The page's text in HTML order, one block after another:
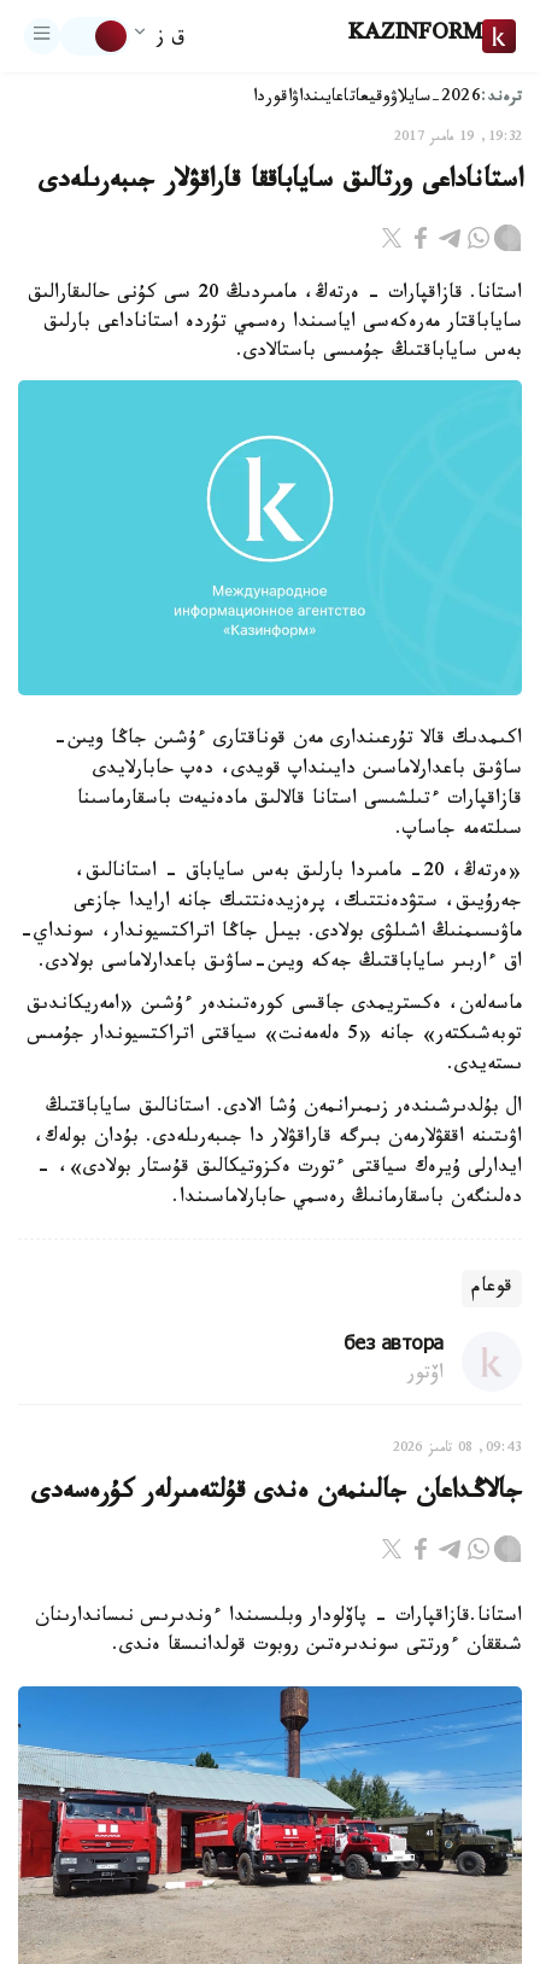
KAZINFORM ق ز
ترەند:2026-سايلاۋ وقيعاتاعايىنداۋاقوردا
19:32, 19 مامىر 2017
استاناداعى ورتالىق ساياباققا قاراقۋلار جىبەرىلەدى
استانا. قازاقپارات - ەرتەڭ، مامىردىڭ 20 سى كۇنى حالىقارالىق
ساياباقتار مەرەكەسى اياسىندا رەسمي تۇردە استاناداعى بارلىق
بەس ساياباقتىڭ جۇمىسى باستالادى.
اكىمدىك قالا تۇرعىندارى مەن قوناقتارى ءۇشىن جاڭا ويىن-
ساۋىق باعدارلاماسىن دايىنداپ قويدى، دەپ حابارلايدى
قازاقپارات ءتىلشىسى استانا قالالىق مادەنيەت باسقارماسىنا
سىلتەمە جاساپ.
«ەرتەڭ، 20- مامىردا بارلىق بەس ساياباق - استانالىق،
جەرۇيىق، ستۋدەنتتىك، پرەزيدەنتتىك جانە ارايدا جازعى
ماۋىسىمنىڭ اشىلۋى بولادى. بيىل جاڭا اتراكتسيوندار، سونداي-
اق ءاربىر ساياباقتىڭ جەكە ويىن-ساۋىق باعدارلاماسى بولادى.
ماسەلەن، ەكستريمدى جاقسى كورەتىندەر ءۇشىن «امەريكاندىق
توبەشىكتەر» جانە «5 ەلەمەنت» سياقتى اتراكتسيوندار جۇمىس
ىستەيدى.
ال بۇلدىرشىندەر زىمىرانمەن ۇشا الادى. استانالىق ساياباقتىڭ
اۋىتىنە اققۋلارمەن بىرگە قاراقۋلار دا جىبەرىلەدى. بۇدان بولەك،
ايدارلى ۇيرەك سياقتى ءتورت ەكزوتيكالىق قۇستار بولادى»، -
دەلىنگەن باسقارمانىڭ رەسمي حابارلاماسىندا.
قوعام
без автора
اۆتور
09:43, 08 تامىز 2026
جالاڭداعان جالىنمەن ەندى قۇلتەمىرلەر كۇرەسەدى
استانا.قازاقپارات - پاۆلودار وبلىسىندا ءوندىرىس نىساندارىنان
شىققان ءورتتى سوندىرەتىن روبوت قولدانىسقا ەندى.